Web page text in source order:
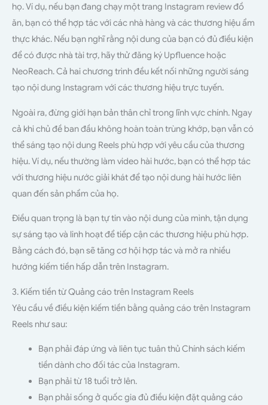
họ. Ví dụ, nếu bạn đang chạy một trang Instagram review đồ
ăn, bạn có thể hợp tác với các nhà hàng và các thương hiệu ẩm
thực khác. Nếu bạn nghĩ rằng nội dung của bạn có đủ điều kiện
để có được nhà tài trợ, hãy thử đăng ký Upfluence hoặc
NeoReach. Cả hai chương trình đều kết nối những người sáng
tạo nội dung Instagram với các thương hiệu trực tuyến.
Ngoài ra, đừng giới hạn bản thân chỉ trong lĩnh vực chính. Ngay
cả khi chủ đề ban đầu không hoàn toàn trùng khớp, bạn vẫn có
thể sáng tạo nội dung Reels phù hợp với yêu cầu của thương
hiệu. Ví dụ, nếu thường làm video hài hước, bạn có thể hợp tác
với thương hiệu nước giải khát để tạo nội dung hài hước liên
quan đến sản phẩm của họ.
Điều quan trọng là bạn tự tin vào nội dung của mình, tận dụng
sự sáng tạo và linh hoạt để tiếp cận các thương hiệu phù hợp.
Bằng cách đó, bạn sẽ tăng cơ hội hợp tác và mở ra nhiều
hướng kiếm tiền hấp dẫn trên Instagram.
3. Kiếm tiền từ Quảng cáo trên Instagram Reels
Yêu cầu về điều kiện kiếm tiền bằng quảng cáo trên Instagram
Reels như sau:
Bạn phải đáp ứng và liên tục tuân thủ Chính sách kiếm
tiền dành cho đối tác của Instagram.
Bạn phải từ 18 tuổi trở lên.
Bạn phải sống ở quốc gia đủ điều kiện đặt quảng cáo